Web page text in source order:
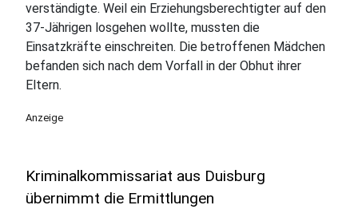
verständigte. Weil ein Erziehungsberechtigter auf den
37-Jährigen losgehen wollte, mussten die
Einsatzkräfte einschreiten. Die betroffenen Mädchen
befanden sich nach dem Vorfall in der Obhut ihrer
Eltern.
Anzeige
Kriminalkommissariat aus Duisburg
übernimmt die Ermittlungen